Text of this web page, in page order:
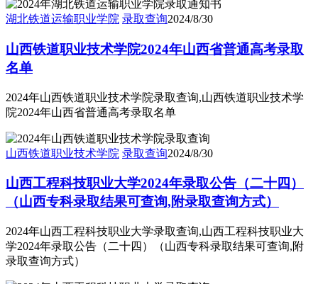
湖北铁道运输职业学院 录取查询2024/8/30
山西铁道职业技术学院2024年山西省普通高考录取
名单
2024年山西铁道职业技术学院录取查询,山西铁道职业技术学
院2024年山西省普通高考录取名单
山西铁道职业技术学院 录取查询2024/8/30
山西工程科技职业大学2024年录取公告（二十四）
（山西专科录取结果可查询,附录取查询方式）
2024年山西工程科技职业大学录取查询,山西工程科技职业大
学2024年录取公告（二十四）（山西专科录取结果可查询,附
录取查询方式）